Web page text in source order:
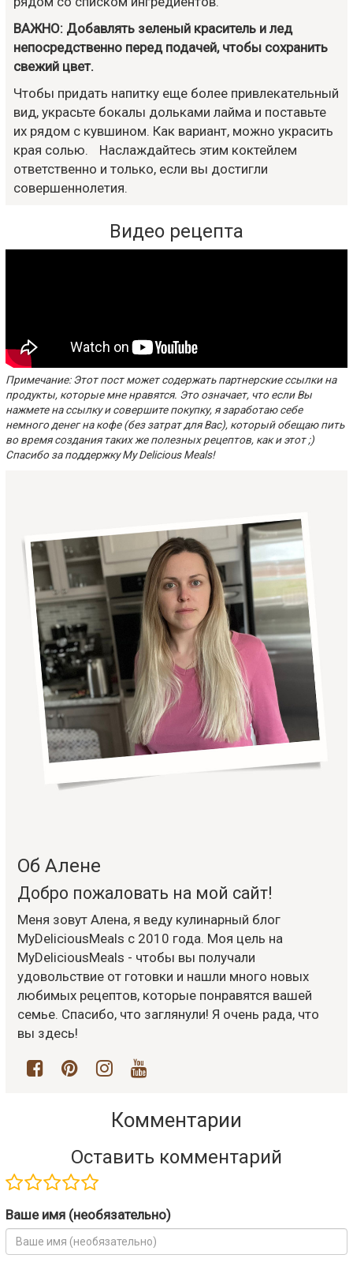
ВАЖНО: Добавлять зеленый краситель и лед
непосредственно перед подачей, чтобы сохранить
свежий цвет.
Чтобы придать напитку еще более привлекательный
вид, украсьте бокалы дольками лайма и поставьте
их рядом с кувшином. Как вариант, можно украсить
края солью. Наслаждайтесь этим коктейлем
ответственно и только, если вы достигли
совершеннолетия.
Видео рецепта
Примечание: Этот пост может содержать партнерские ссылки на
продукты, которые мне нравятся. Это означает, что если Вы
нажмете на ссылку и совершите покупку, я заработаю себе
немного денег на кофе (без затрат для Вас), который обещаю пить
во время создания таких же полезных рецептов, как и этот ;)
Спасибо за поддержку My Delicious Meals!
Об Алене
Добро пожаловать на мой сайт!
Меня зовут Алена, я веду кулинарный блог
MyDeliciousMeals с 2010 года. Моя цель на
MyDeliciousMeals - чтобы вы получали
удовольствие от готовки и нашли много новых
любимых рецептов, которые понравятся вашей
семье. Спасибо, что заглянули! Я очень рада, что
вы здесь!
Комментарии
Оставить комментарий
Ваше имя (необязательно)